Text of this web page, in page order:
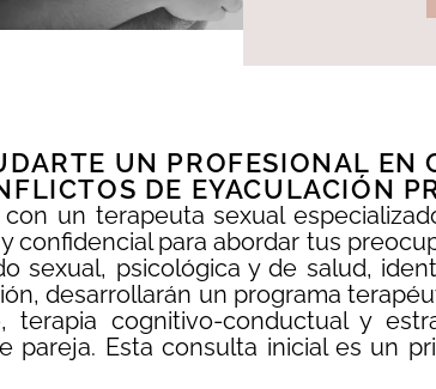
UN PROFESIONAL
DE EYACULACIÓN
un terapeuta sexual
confidencial para abordar tus
sexual, psicológica y de salud,
desarrollarán un programa
terapia cognitivo-conductual y
pareja. Esta consulta inicial es un